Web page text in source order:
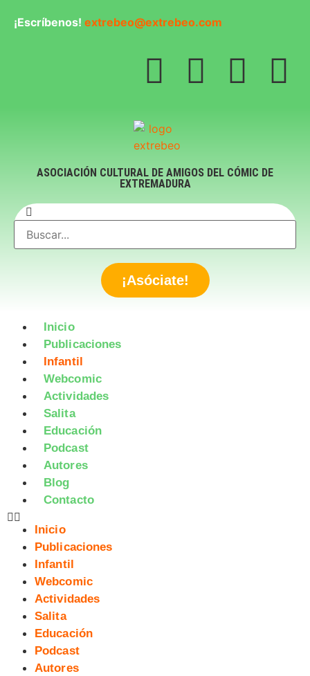
¡Escríbenos! extrebeo@extrebeo.com
ASOCIACIÓN CULTURAL DE AMIGOS DEL CÓMIC DE
EXTREMADURA
¡Asóciate!
Inicio
Publicaciones
Infantil
Webcomic
Actividades
Salita
Educación
Podcast
Autores
Blog
Contacto
Inicio
Publicaciones
Infantil
Webcomic
Actividades
Salita
Educación
Podcast
Autores